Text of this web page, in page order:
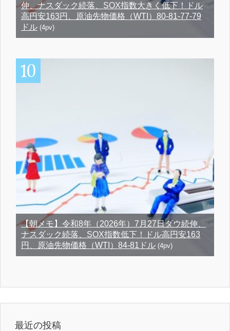
伸、ナスダック続落、SOX指数大きく低下！ドル
高円安163円、原油先物価格（WTI）80-81-77-79
ドル (4pv)
【朝メモ】令和8年（2026年）7月27日ダウ続伸、
ナスダック続落、SOX指数低下！ドル高円安163
円、原油先物価格（WTI）84-81ドル (4pv)
最近の投稿